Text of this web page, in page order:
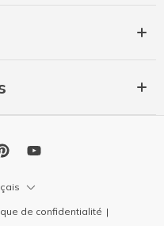
de confidentialité